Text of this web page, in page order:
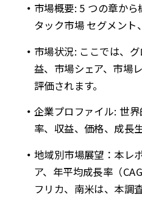
市場概要: 5 つの章か
タック市場 セグメント
市場状況: ここでは、
益、市場シェア、市場
評価されます。
企業プロファイル: 世
率、収益、価格、成長
地域別市場展望：本レ
ア、年平均成長率（
フリカ、南米は、本調